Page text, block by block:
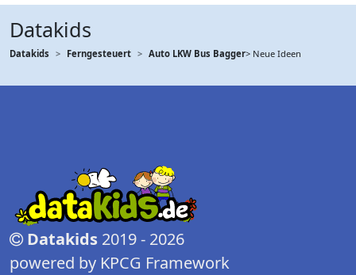
Datakids
Datakids Ferngesteuert Auto LKW Bus Bagger> Neue Ideen
Datakids 2019 - 2026
powered by KPCG Framework